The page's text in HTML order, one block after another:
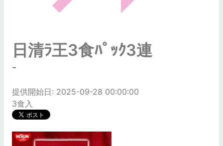
日清ﾗ王3食ﾊﾟｯｸ3連
-
提供開始日: 2025-09-28 00:00:00
3食入